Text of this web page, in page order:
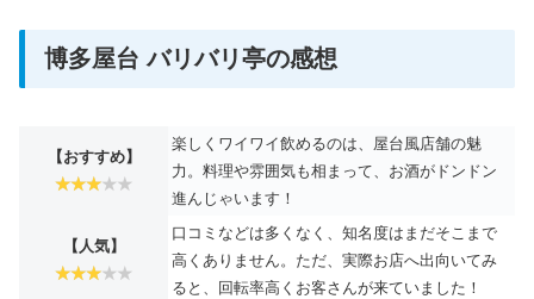
博多屋台 バリバリ亭の感想
【おすすめ】
楽しくワイワイ飲めるのは、屋台風店舗の魅
力。料理や雰囲気も相まって、お酒がドンドン
進んじゃいます！
【人気】
口コミなどは多くなく、知名度はまだそこまで
高くありません。ただ、実際お店へ出向いてみ
ると、回転率高くお客さんが来ていました！